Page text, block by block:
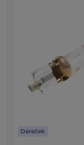
Dáreček